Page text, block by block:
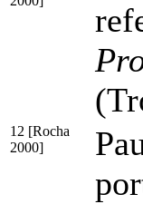
12 [Rocha
2000]